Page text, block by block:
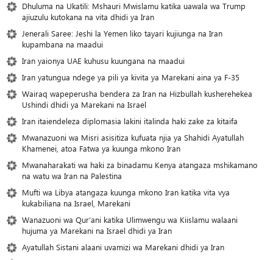
Dhuluma na Ukatili: Mshauri Mwislamu katika uawala wa Trump
ajiuzulu kutokana na vita dhidi ya Iran
Jenerali Saree: Jeshi la Yemen liko tayari kujiunga na Iran
kupambana na maadui
Iran yaionya UAE kuhusu kuungana na maadui
Iran yatungua ndege ya pili ya kivita ya Marekani aina ya F-35
Wairaq wapeperusha bendera za Iran na Hizbullah kusherehekea
Ushindi dhidi ya Marekani na Israel
Iran itaiendeleza diplomasia lakini italinda haki zake za kitaifa
Mwanazuoni wa Misri asisitiza kufuata njia ya Shahidi Ayatullah
Khamenei, atoa Fatwa ya kuunga mkono Iran
Mwanaharakati wa haki za binadamu Kenya atangaza mshikamano
na watu wa Iran na Palestina
Mufti wa Libya atangaza kuunga mkono Iran katika vita vya
kukabiliana na Israel, Marekani
Wanazuoni wa Qur’ani katika Ulimwengu wa Kiislamu walaani
hujuma ya Marekani na Israel dhidi ya Iran
Ayatullah Sistani alaani uvamizi wa Marekani dhidi ya Iran